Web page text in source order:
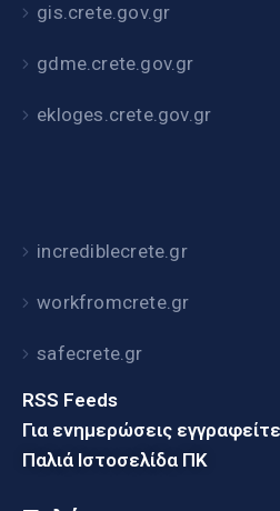
gis.crete.gov.gr
gdme.crete.gov.gr
ekloges.crete.gov.gr
incrediblecrete.gr
workfromcrete.gr
safecrete.gr
RSS Feeds
Για ενημερώσεις
Παλιά Ιστοσελίδα ΠΚ